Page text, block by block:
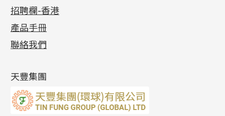
十字閃O鏈系列
十字錘打鏈系列
側身車花鏈系列
側身鏈系列
雙十字鏈系列
水波鏈系列
蛇骨鏈系列
鏈尾系列
梅花迫系列
平臺迫系列
綫拍系列
美拍系列
耳環扣系列
耳綫/耳鈎系列
耳環爪頭
耳環
調節珠系列
生圈扣系列
龍蝦扣系列
鴨俐制系列
字母吊墜
相盒吊墜
項鏈吊墜
生肖吊墜
珠盤系列
袖口鈕系列
焊片及鐳射綫
空心車花管
珠類配件
無孔光身珠
空心光身珠
無孔批花珠
車花片
動感車花片
鑲口戒指
鑲口手鏈系列
戒指系列
空心耳環
空心车花管首饰链
空心手鐲系列
千足金
記憶金屬系列
記憶戒指
拉簧珠珠手鏈
記憶鈦手鐲
各項證書(2)
相片集(9)
展覽會資訊
最新產品資訊
招聘欄-香港
產品手冊
聯絡我們
天豐集團